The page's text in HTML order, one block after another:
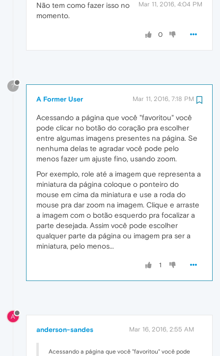
Mar 11, 2016, 4:04 PM
Não tem como fazer isso no
momento.
0
?
A Former User Mar 11, 2016, 7:18 PM
Acessando a página que você "favoritou" você
pode clicar no botão do coração pra escolher
entre algumas imagens presentes na página. Se
nenhuma delas te agradar você pode pelo
menos fazer um ajuste fino, usando zoom.
Por exemplo, role até a imagem que representa a
miniatura da página coloque o ponteiro do
mouse em cima da miniatura e use a roda do
mouse pra dar zoom na imagem. Clique e arraste
a imagem com o botão esquerdo pra focalizar a
parte desejada. Assim você pode escolher
qualquer parte da página ou imagem pra ser a
miniatura, pelo menos...
1
A
anderson-sandes Mar 16, 2016, 2:55 AM
Acessando a página que você "favoritou" você pode